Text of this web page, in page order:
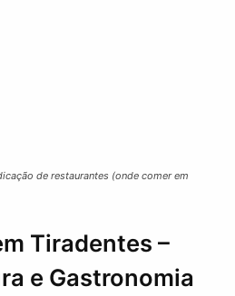
de restaurantes (onde comer em
Tiradentes –
e Gastronomia